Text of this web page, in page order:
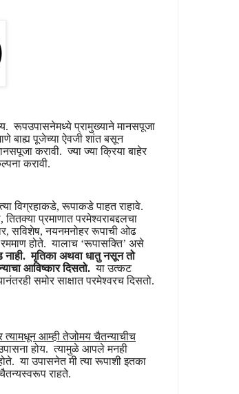
रूपउपासनेमध्ये प्रामुख्याने मानसपूजा
बाह्य पूजेच्या ऐवजी शांत बसून
करावी. ज्या ज्या क्रिया बाहेर
करावी.
विग्रहाकडे, रूपाकडे पाहत राहावे.
प्रमाणात परमेश्वराबद्दलचा
सविशेष, नयनमनोहर रूपाची ओढ
होते. यालाच ‘रूपासक्ति’ असे
मृतिका अथवा धातु नसून तो
आविष्कार दिसतो. या उत्कट
समोर साक्षात परमेश्वरच दिसतो.
आम्ही तेजोमय चैतन्याचीच
होय. त्यामुळे आपले मनही
या उपासनेत मी त्या रूपाशी इतका
राहते.